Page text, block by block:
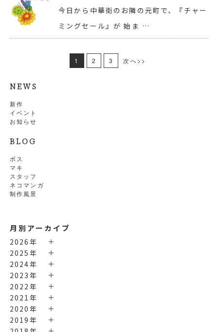
NEWS
新作
イベント
お知らせ
BLOG
ボス
マキ
スタッフ
ネコマンガ
制作風景
月別アーカイブ
2026年
2025年
2024年
2023年
2022年
2021年
2020年
2019年
今日から中華街のお隣の元町で、『チャー
ミングセール』が 始ま …
1 2 3 次へ>>